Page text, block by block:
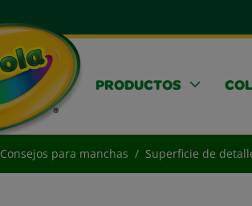
PRODUCTOS
Consejos para manchas Superficie de